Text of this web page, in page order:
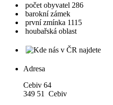
počet obyvatel 286
barokní zámek
první zmínka 1115
houbařská oblast
Adresa
Cebiv 64
349 51 Cebiv